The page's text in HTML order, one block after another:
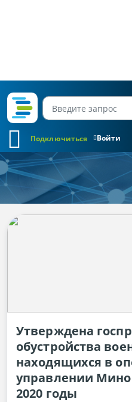
Коротко о
Утверждена
обустройства
находящихся в
управлении
2020 годы